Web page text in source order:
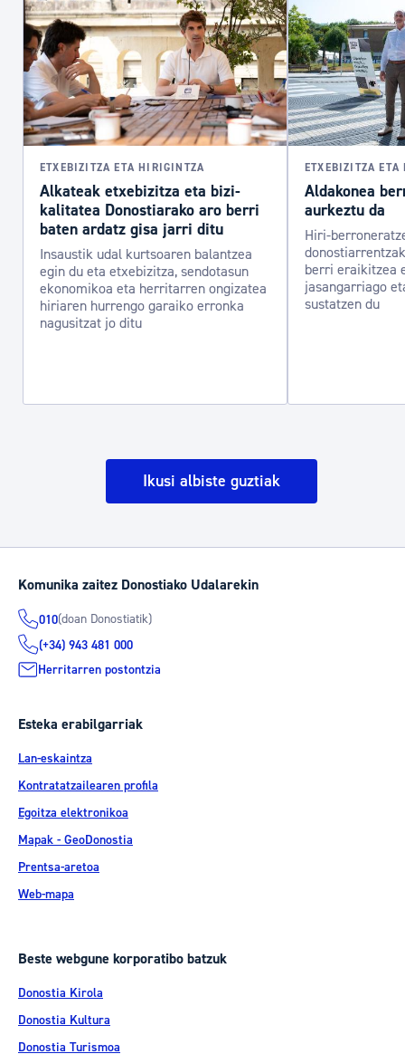
ETXEBIZITZA ETA HIRIGINTZA
Alkateak etxebizitza eta bizi-
kalitatea Donostiarako aro berri
baten ardatz gisa jarri ditu
Insaustik udal kurtsoaren balantzea
egin du eta etxebizitza, sendotasun
ekonomikoa eta herritarren ongizatea
hiriaren hurrengo garaiko erronka
nagusitzat jo ditu
ETXEBIZITZA
Aldakonea
aurkeztu da
Hiri-
berri eraikitzea
jasangarriago
sustatzen du
Ikusi albiste guztiak
Komunika zaitez Donostiako Udalarekin
010(doan Donostiatik)
(+34) 943 481 000
Herritarren postontzia
Esteka erabilgarriak
Lan-eskaintza
Kontratatzailearen profila
Egoitza elektronikoa
Mapak - GeoDonostia
Prentsa-aretoa
Web-mapa
Beste webgune korporatibo batzuk
Donostia Kirola
Donostia Kultura
Donostia Turismoa